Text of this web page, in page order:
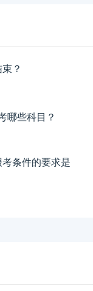
？
哪些科目？
条件的要求是